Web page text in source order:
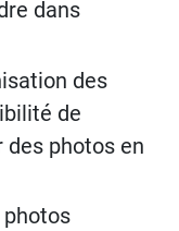
dans
des
de
photos en